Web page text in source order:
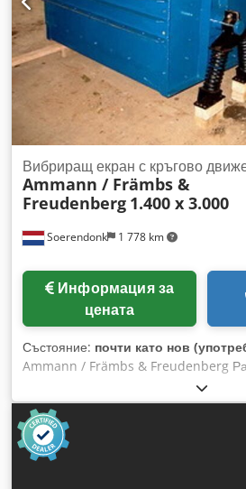
Херден, за да получите
Soerendonk 1 778 km
Вибриращ екран с кръгово
Ammann / Främbs &
Freudenberg 1.400 x 3.000
Информация за
цената
Състояние: почти като нов
Ammann / Främbs & Freudenberg
Включва: – Задвижване Djdpfxog
Амортисьорни елементи Ситовата
пясъкоструйно обработена и